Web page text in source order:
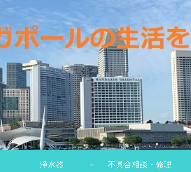
浄水器 不具合相談・修理